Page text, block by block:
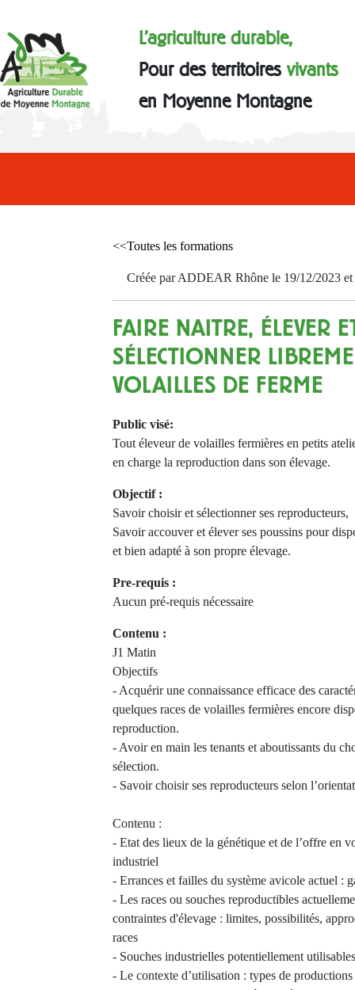
L'agriculture durable,
Pour des territoiresvivants
en Moyenne Montagne
<<Toutes les formations
Créée par ADDEAR Rhône le 19/12/2023 et
FAIRE NAITRE, ÉLEVER
SÉLECTIONNER
VOLAILLES DE FERME
Public visé:
Tout éleveur de volailles fermières en petits
en charge la reproduction dans son élevage.
Objectif :
Savoir choisir et sélectionner ses reproducteurs,
Savoir accouver et élever ses poussins pour
et bien adapté à son propre élevage.
Pre-requis :
Aucun pré-requis nécessaire
Contenu :
J1 Matin
Objectifs
- Acquérir une connaissance efficace des
quelques races de volailles fermières encore
reproduction.
- Avoir en main les tenants et aboutissants du
sélection.
- Savoir choisir ses reproducteurs selon
Contenu :
- Etat des lieux de la génétique et de l’offre en
industriel
- Errances et failles du système avicole actuel :
- Les races ou souches reproductibles
contraintes d'élevage : limites, possibilités,
races
- Souches industrielles potentiellement
- Le contexte d’utilisation : types de